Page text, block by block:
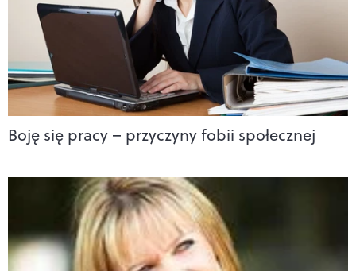
Boję się pracy – przyczyny fobii społecznej